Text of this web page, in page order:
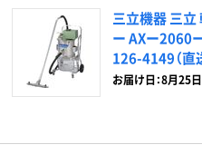
三立機器 三
ー AXー2060
126-4149（直
お届け日：8月25日